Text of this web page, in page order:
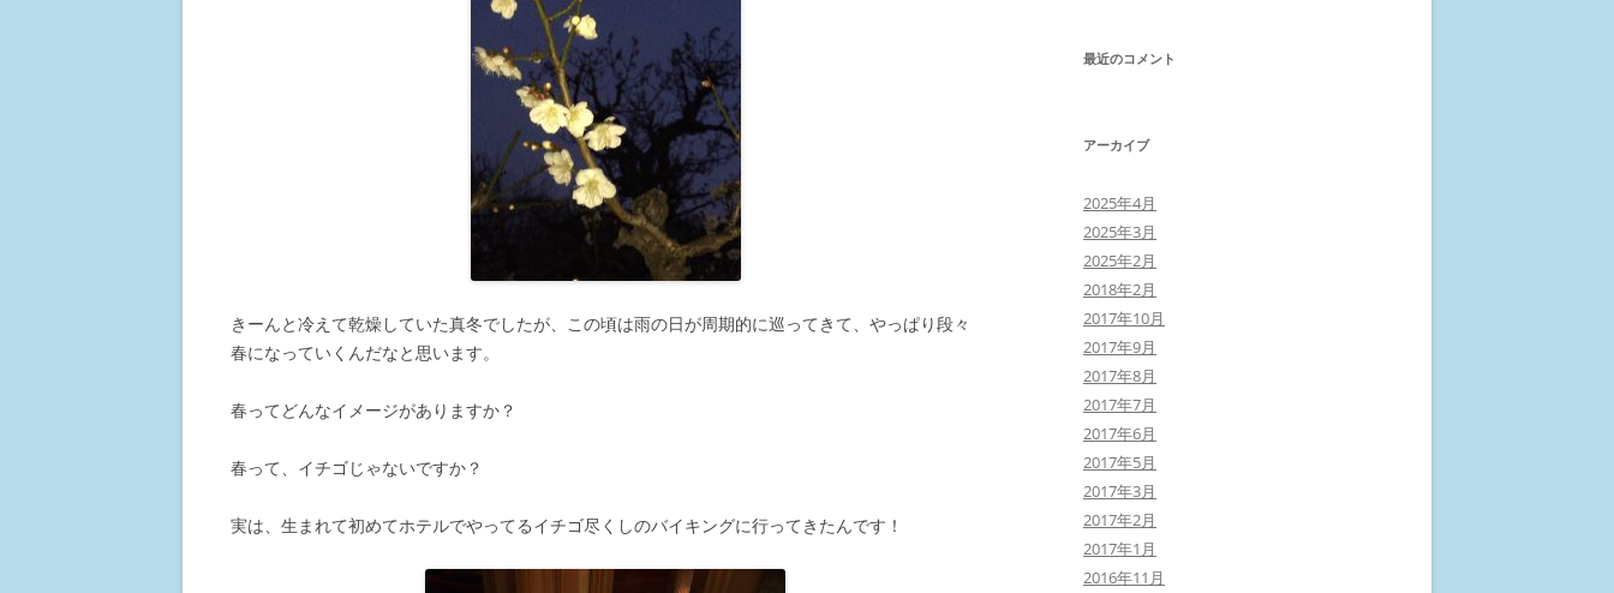
きーんと冷えて乾燥していた真冬でしたが、この頃は雨の日が周期的に巡ってきて、やっぱり段々
春になっていくんだなと思います。
春ってどんなイメージがありますか？
春って、イチゴじゃないですか？
実は、生まれて初めてホテルでやってるイチゴ尽くしのバイキングに行ってきたんです！
最近のコメント
アーカイブ
2025年4月
2025年3月
2025年2月
2018年2月
2017年10月
2017年9月
2017年8月
2017年7月
2017年6月
2017年5月
2017年3月
2017年2月
2017年1月
2016年11月